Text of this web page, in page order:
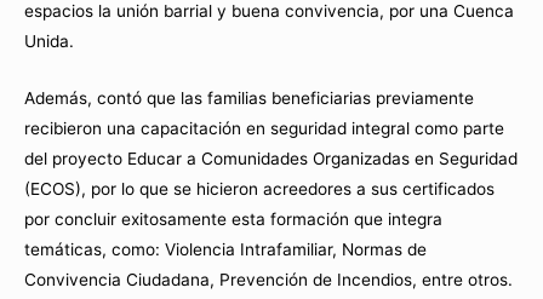
espacios la unión barrial y buena convivencia, por una Cuenca
Unida.
Además, contó que las familias beneficiarias previamente
recibieron una capacitación en seguridad integral como parte
del proyecto Educar a Comunidades Organizadas en Seguridad
(ECOS), por lo que se hicieron acreedores a sus certificados
por concluir exitosamente esta formación que integra
temáticas, como: Violencia Intrafamiliar, Normas de
Convivencia Ciudadana, Prevención de Incendios, entre otros.